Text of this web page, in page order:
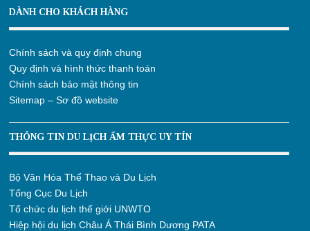
DÀNH CHO KHÁCH HÀNG
Chính sách và quy định chung
Quy định và hình thức thanh toán
Chính sách bảo mật thông tin
Sitemap – Sơ đồ website
THÔNG TIN DU LỊCH ẨM THỰC UY TÍN
Bộ Văn Hóa Thể Thao và Du Lịch
Tổng Cục Du Lịch
Tổ chức du lịch thế giới UNWTO
Hiệp hội du lịch Châu Á Thái Bình Dương PATA